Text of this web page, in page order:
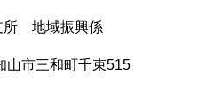
地域振興係
町千束515